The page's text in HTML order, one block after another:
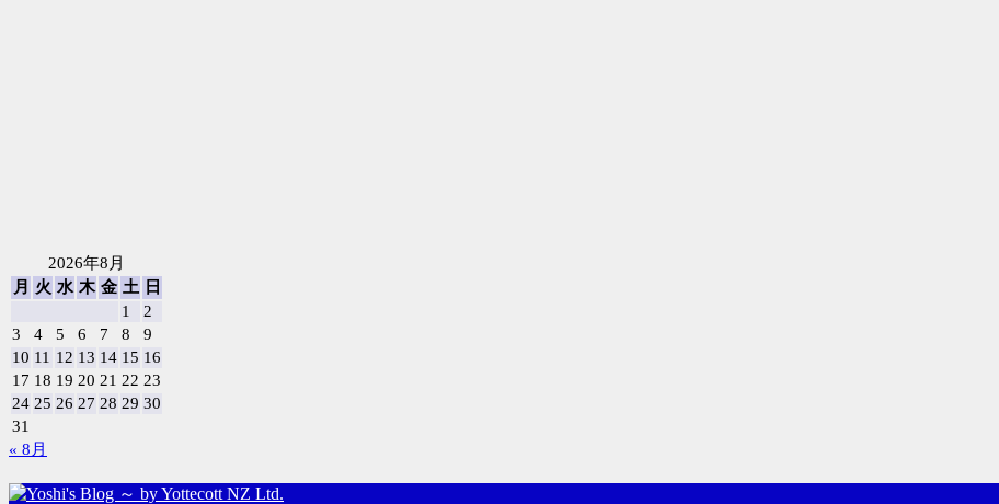
2026年8月
月
火 水 木 金 土
日
1
2
3
4 5 6 7 8
9
10 11 12 13 14 15 16
17 18 19 20 21 22 23
24 25 26 27 28 29 30
31
« 8月